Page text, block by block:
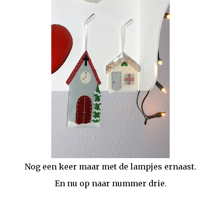
Nog een keer maar met de lampjes ernaast.
En nu op naar nummer drie.